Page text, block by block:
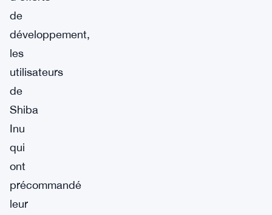
de
développement,
les
utilisateurs
de
Shiba
Inu
qui
ont
précommandé
leur